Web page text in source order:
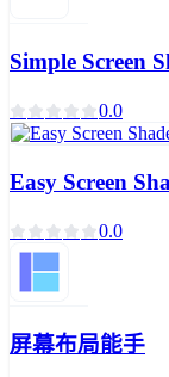
Simple Screen
0.0
Easy Screen
0.0
屏幕布局能手